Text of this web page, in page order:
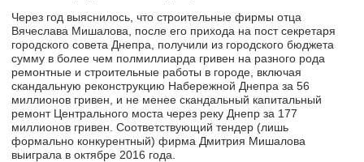
Через год выяснилось, что строительные фирмы отца
Вячеслава Мишалова, после его прихода на пост секретаря
городского совета Днепра, получили из городского бюджета
сумму в более чем полмиллиарда гривен на разного рода
ремонтные и строительные работы в городе, включая
скандальную реконструкцию Набережной Днепра за 56
миллионов гривен, и не менее скандальный капитальный
ремонт Центрального моста через реку Днепр за 177
миллионов гривен. Соответствующий тендер (лишь
формально конкурентный) фирма Дмитрия Мишалова
выиграла в октябре 2016 года.